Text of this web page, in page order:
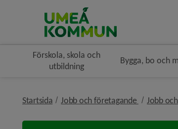
Förskola, skola och
utbildning
Bygga, bo och
Startsida Jobb och företagande nivå i
Jobb